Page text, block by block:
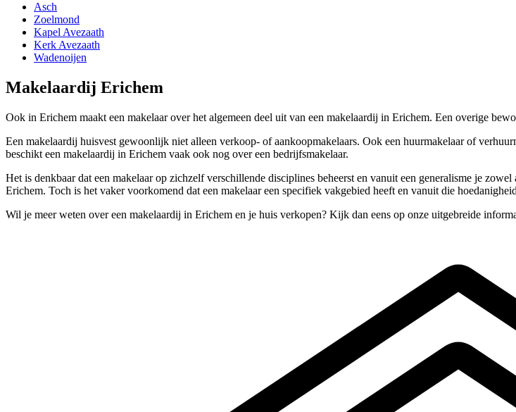
Asch
Zoelmond
Kapel Avezaath
Kerk Avezaath
Wadenoijen
Makelaardij Erichem
Ook in Erichem maakt een makelaar over het algemeen deel uit van een makelaardij in Erichem. Een overige
Een makelaardij huisvest gewoonlijk niet alleen verkoop- of aankoopmakelaars. Ook een huurmakelaar of
beschikt een makelaardij in Erichem vaak ook nog over een bedrijfsmakelaar.
Het is denkbaar dat een makelaar op zichzelf verschillende disciplines beheerst en vanuit een generalisme je
Erichem. Toch is het vaker voorkomend dat een makelaar een specifiek vakgebied heeft en vanuit die
Wil je meer weten over een makelaardij in Erichem en je huis verkopen? Kijk dan eens op onze uitgebreide